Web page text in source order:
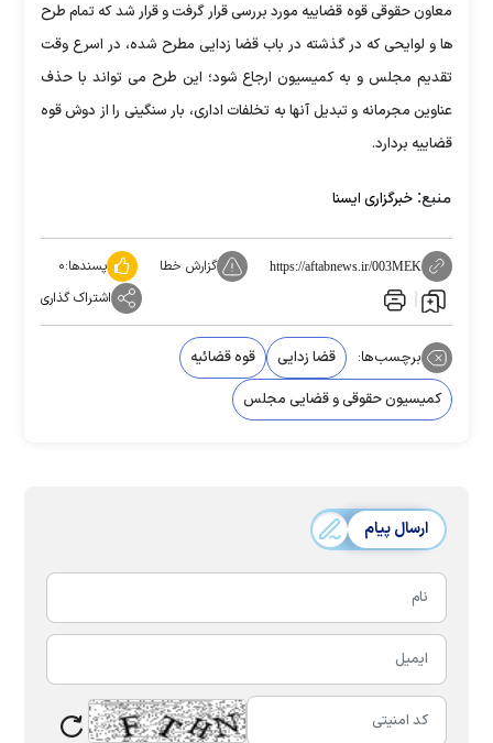
معاون حقوقی قوه قضاییه مورد بررسی قرار گرفت و قرار شد که تمام طرح
ها و لوایحی که در گذشته در باب قضا زدایی مطرح شده، در اسرع وقت
تقدیم مجلس و به کمیسیون ارجاع شود؛ این طرح می تواند با حذف
عناوین مجرمانه و تبدیل آنها به تخلفات اداری، بار سنگینی را از دوش قوه
قضاییه بردارد.
منبع: خبرگزاری ایسنا
https://aftabnews.ir/003MEK گزارش خطا پسندها:۰
اشتراک گذاری
برچسب‌ها: قضا زدایی
قوه قضائیه
کمیسیون حقوقی و قضایی مجلس
ارسال پیام